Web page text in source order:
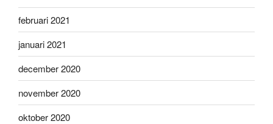
februari 2021
januari 2021
december 2020
november 2020
oktober 2020